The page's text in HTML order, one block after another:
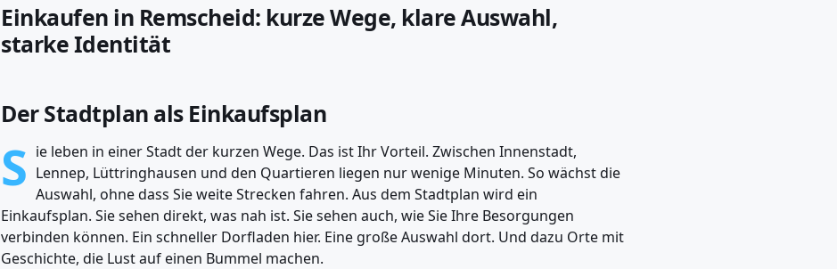
Einkaufen in Remscheid: kurze Wege, klare Auswahl,
starke Identität
Der Stadtplan als Einkaufsplan
S ie leben in einer Stadt der kurzen Wege. Das ist Ihr Vorteil. Zwischen Innenstadt,
Lennep, Lüttringhausen und den Quartieren liegen nur wenige Minuten. So wächst die
Auswahl, ohne dass Sie weite Strecken fahren. Aus dem Stadtplan wird ein
Einkaufsplan. Sie sehen direkt, was nah ist. Sie sehen auch, wie Sie Ihre Besorgungen
verbinden können. Ein schneller Dorfladen hier. Eine große Auswahl dort. Und dazu Orte mit
Geschichte, die Lust auf einen Bummel machen.